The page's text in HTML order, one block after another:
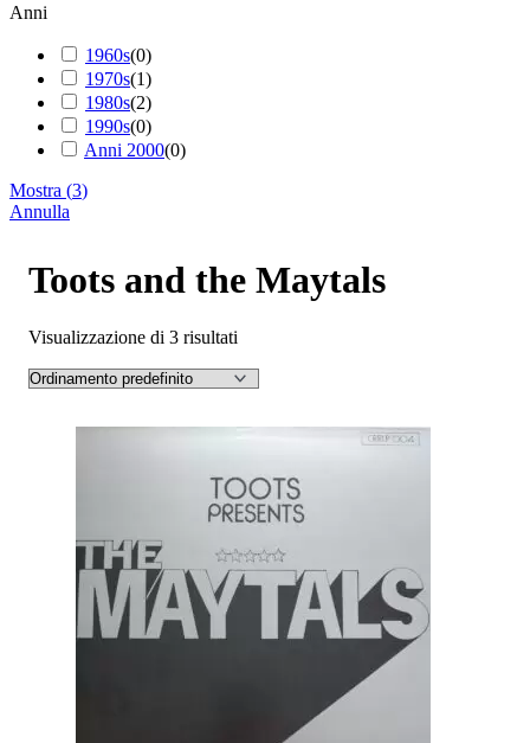
Toots and the Maytals
Visualizzazione di 3 risultati
Anni
1960s(0)
1970s(1)
1980s(2)
1990s(0)
Anni 2000(0)
Mostra (3)
Annulla